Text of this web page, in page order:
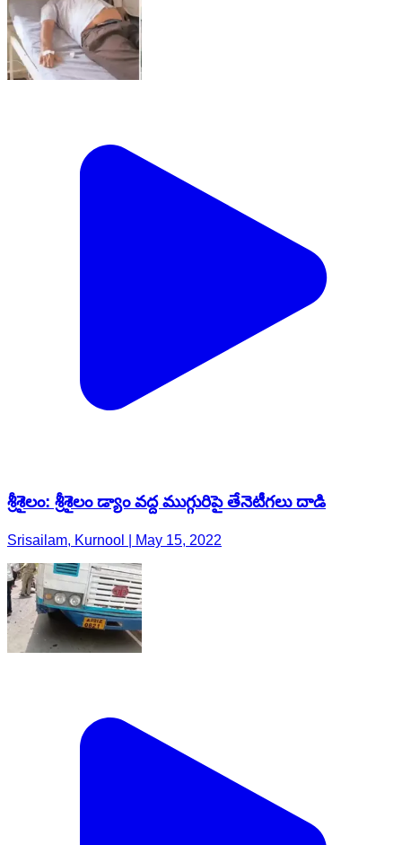
శ్రీశైలం: శ్రీశైలం డ్యాం వద్ద ముగ్గురిపై తేనెటీగలు దాడి
Srisailam, Kurnool | May 15, 2022